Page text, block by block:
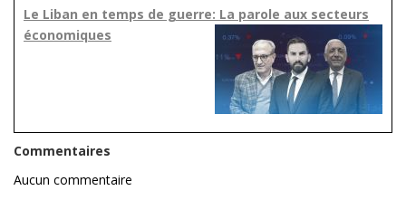
Le Liban en temps de guerre: La parole aux secteurs
économiques
Commentaires
Aucun commentaire